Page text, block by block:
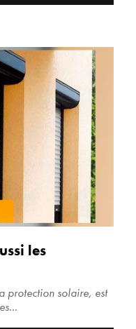
les
protection solaire, est